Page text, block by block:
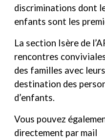
discriminations dont
enfants sont les
La section Isère de
rencontres
des familles avec
destination des
d’enfants.
Vous pouvez
directement par mail